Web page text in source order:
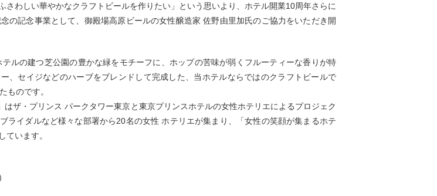
さわしい華やかなクラフトビールを作りたい」という思いより、ホテル開業10周年さらに
の記念事業として、御殿場高原ビールの女性醸造家 佐野由里加氏のご協力をいただき開
ルの建つ芝公園の豊かな緑をモチーフに、ホップの苦味が弱くフルーティーな香りが特
、セイジなどのハーブをブレンドして完成した、当ホテルならではのクラフトビールで
ものです。
ザ・プリンス パークタワー東京と東京プリンスホテルの女性ホテリエによるプロジェク
ライダルなど様々な部署から20名の女性 ホテリエが集まり、「女性の笑顔が集まるホテ
ています。